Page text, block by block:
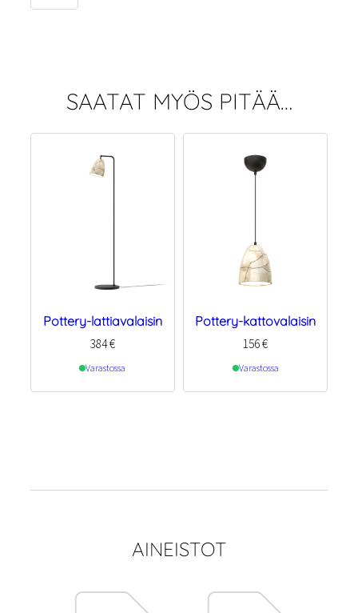
SAATAT MYÖS PITÄÄ…
Pottery-lattiavalaisin
384€
Varastossa
Pottery-kattovalaisin
156€
Varastossa
AINEISTOT